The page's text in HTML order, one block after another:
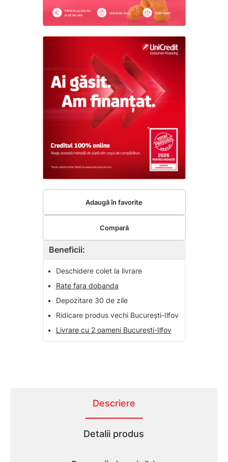
Beneficii:
•
Deschidere colet la livrare
•
Rate fara dobanda
•
Depozitare 30 de zile
•
Ridicare produs vechi București-Ilfov
•
Livrare cu 2 oameni București-Ilfov
Adaugă în favorite
Compară
Descriere
Detalii produs